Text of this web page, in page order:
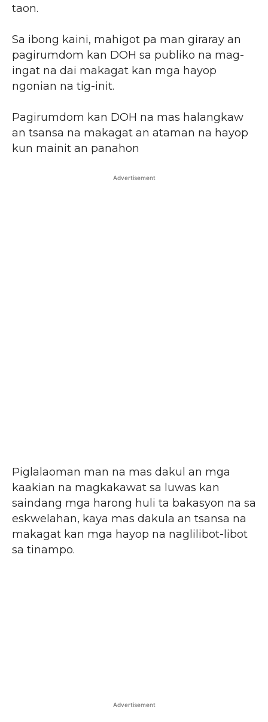
taon.
Sa ibong kaini, mahigot pa man giraray an
pagirumdom kan DOH sa publiko na mag-
ingat na dai makagat kan mga hayop
ngonian na tig-init.
Pagirumdom kan DOH na mas halangkaw
an tsansa na makagat an ataman na hayop
kun mainit an panahon
Advertisement
Piglalaoman man na mas dakul an mga
kaakian na magkakawat sa luwas kan
saindang mga harong huli ta bakasyon na sa
eskwelahan, kaya mas dakula an tsansa na
makagat kan mga hayop na naglilibot-libot
sa tinampo.
Advertisement